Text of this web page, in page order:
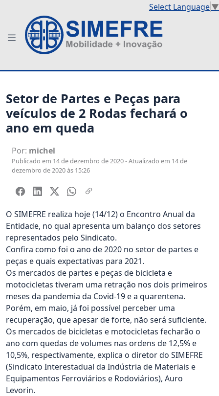
Select Language▼
Setor de Partes e Peças para
veículos de 2 Rodas fechará o
ano em queda
Por: michel
Publicado em 14 de dezembro de 2020 - Atualizado em 14 de
dezembro de 2020 às 15:26
O SIMEFRE realiza hoje (14/12) o Encontro Anual da
Entidade, no qual apresenta um balanço dos setores
representados pelo Sindicato.
Confira como foi o ano de 2020 no setor de partes e
peças e quais expectativas para 2021.
Os mercados de partes e peças de bicicleta e
motocicletas tiveram uma retração nos dois primeiros
meses da pandemia da Covid-19 e a quarentena.
Porém, em maio, já foi possível perceber uma
recuperação, que apesar de forte, não será suficiente.
Os mercados de bicicletas e motocicletas fecharão o
ano com quedas de volumes nas ordens de 12,5% e
10,5%, respectivamente, explica o diretor do SIMEFRE
(Sindicato Interestadual da Indústria de Materiais e
Equipamentos Ferroviários e Rodoviários), Auro
Levorin.